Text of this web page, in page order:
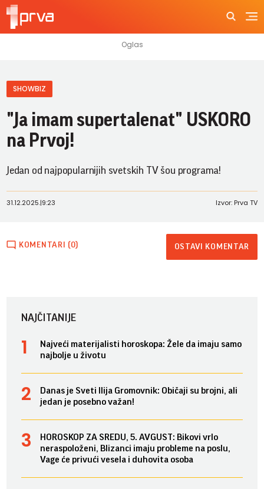
SHOWBIZ
"Ja imam supertalenat" USKORO
na Prvoj!
Jedan od najpopularnijih svetskih TV šou programa!
31.12.2025.|9:23 Izvor: Prva TV
KOMENTARI (0) OSTAVI KOMENTAR
NAJČITANIJE
Najveći materijalisti horoskopa: Žele da imaju samo
najbolje u životu
Danas je Sveti Ilija Gromovnik: Običaji su brojni, ali
jedan je posebno važan!
HOROSKOP ZA SREDU, 5. AVGUST: Bikovi vrlo
neraspoloženi, Blizanci imaju probleme na poslu,
Vage će privući vesela i duhovita osoba